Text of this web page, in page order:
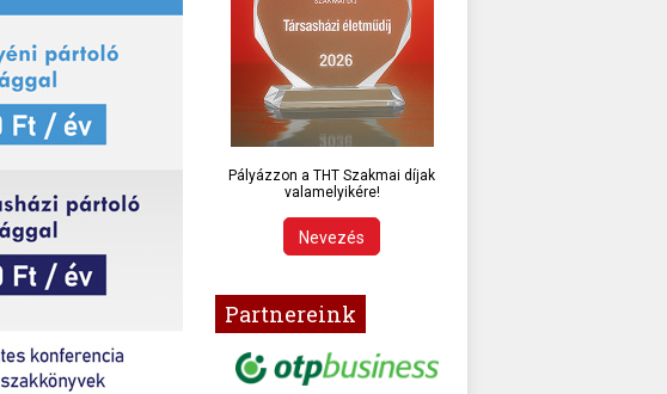
Pályázzon a THT Szakmai díjak
valamelyikére!
Nevezés
Partnereink